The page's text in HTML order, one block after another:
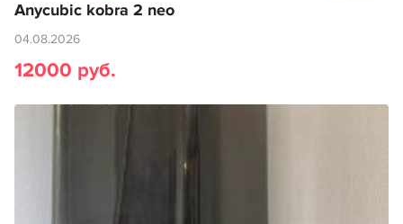
Anycubic kobra 2 neo
04.08.2026
12000 руб.